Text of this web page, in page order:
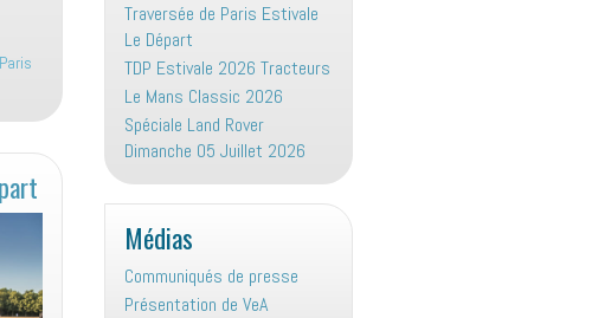
Traversée de Paris Estivale
Le Départ
TDP Estivale 2026 Tracteurs
Le Mans Classic 2026
Spéciale Land Rover
Dimanche 05 Juillet 2026
Médias
Communiqués de presse
Présentation de VeA